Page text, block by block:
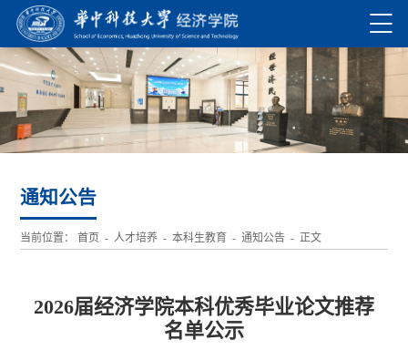
通知公告
当前位置：首页 -人才培养 -本科生教育 -通知公告 - 正文
2026届经济学院本科优秀毕业论文推荐
名单公示